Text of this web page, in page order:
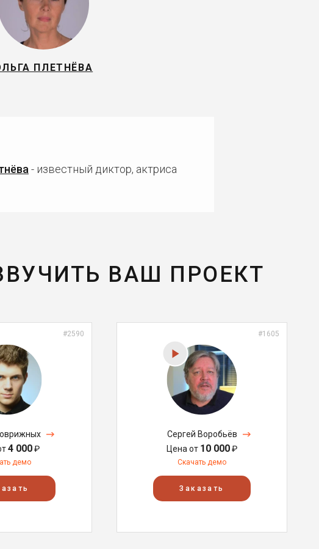
ПЛЕТНЁВА
- известный диктор, актриса
ВАШ ПРОЕКТ
#2590
4 000₽
демо
#1605
Сергей Воробьёв
Цена от 10 000₽
Скачать демо
Заказать